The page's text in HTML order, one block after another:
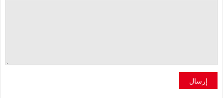
إرسال